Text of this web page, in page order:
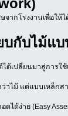
ากโรงงานเพื่อให้
บกับไม้แบ
เปลี่ยนมาสู่การใ
ไม้ แต่แบบเหล็ก
ด้ง่าย (Easy